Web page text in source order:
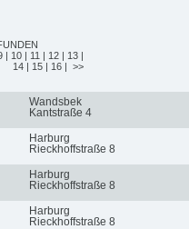
| 10 | 11 | 12 | 13 |
14 | 15 | 16 | >>
Wandsbek
Kantstraße 4
Harburg
Rieckhoffstraße 8
Harburg
Rieckhoffstraße 8
Harburg
Rieckhoffstraße 8